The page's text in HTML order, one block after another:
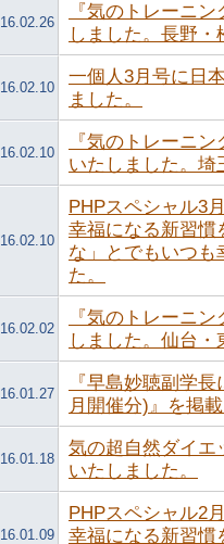
16.02.26
『気のトレーニ
しました。長野
16.02.10
一個人3月号に日
ました。
16.02.10
『気のトレーニ
いたしました。埼
16.02.10
PHPスペシャル3
幸福になる新習慣
な」とでもいつも
た。
16.02.02
『気のトレーニ
しました。仙台
16.01.27
『早島妙聴副学
月開催分)』を掲
16.01.18
気の超自然ダイ
いたしました。
16.01.09
PHPスペシャル2
幸福になる新習慣